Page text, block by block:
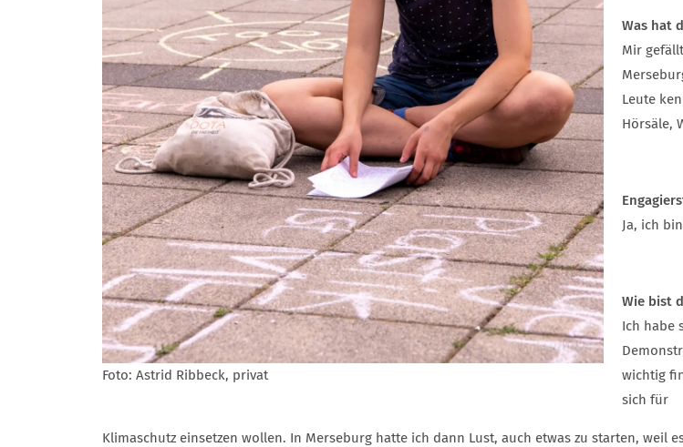
Foto: Astrid Ribbeck, privat
Was hat
Mir
Leute
Hörsäle,
Ja, ich
Wie bist
Ich habe
wichtig
sich für
Klimaschutz einsetzen wollen. In Merseburg hatte ich dann Lust, auch etwas zu starten, weil